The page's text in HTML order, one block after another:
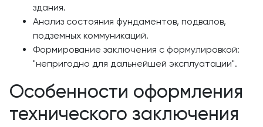
здания.
Анализ состояния фундаментов, подвалов,
подземных коммуникаций.
Формирование заключения с формулировкой:
"непригодно для дальнейшей эксплуатации".
Особенности оформления
технического заключения